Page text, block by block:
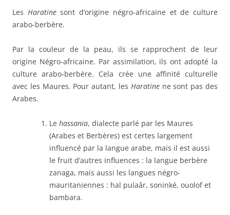
Les Haratinesont d’origine négro-africaine et de culture
arabo-berbère.
Par la couleur de la peau, ils se rapprochent de leur
origine Négro-africaine. Par assimilation, ils ont adopté la
culture arabo-berbère. Cela crée une affinité culturelle
avec les Maures. Pour autant, les Haratinene sont pas des
Arabes.
Le hassania, dialecte parlé par les Maures
(Arabes et Berbères) est certes largement
influencé par la langue arabe, mais il est aussi
le fruit d’autres influences : la langue berbère
zanaga, mais aussi les langues négro-
mauritaniennes : hal pulaâr, soninké, ouolof et
bambara.